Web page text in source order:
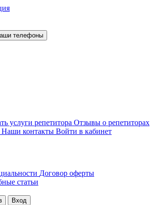
телефоны
услуги репетитора Отзывы о репетиторах
Наши контакты Войти в кабинет
Договор оферты
статьи
Вход